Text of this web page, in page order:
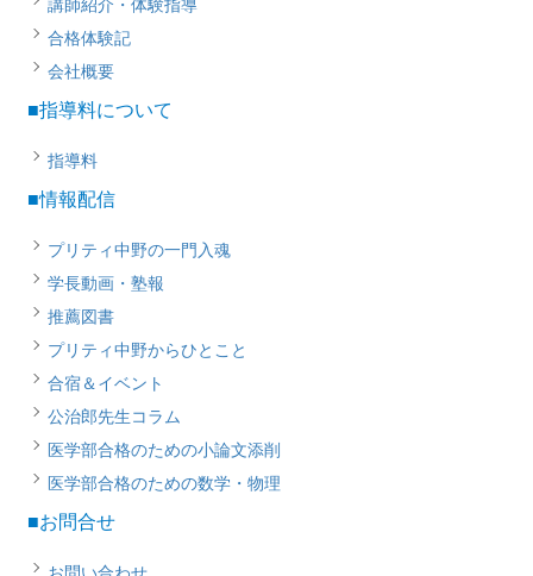
講師紹介・体験指導
合格体験記
会社概要
■指導料について
指導料
■情報配信
プリティ中野の一門入魂
学長動画・塾報
推薦図書
プリティ中野からひとこと
合宿＆イベント
公治郎先生コラム
医学部合格のための小論文添削
医学部合格のための数学・物理
■お問合せ